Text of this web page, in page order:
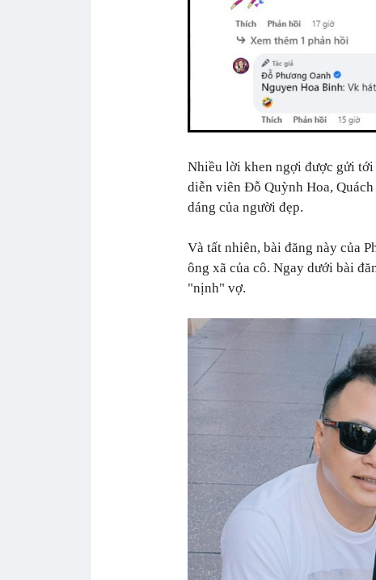
Nhiều lời khen ngợi được gửi
diễn viên Đỗ Quỳnh Hoa,
dáng của người đẹp.
Và tất nhiên, bài đăng này của
ông xã của cô. Ngay dưới bài
"nịnh" vợ.